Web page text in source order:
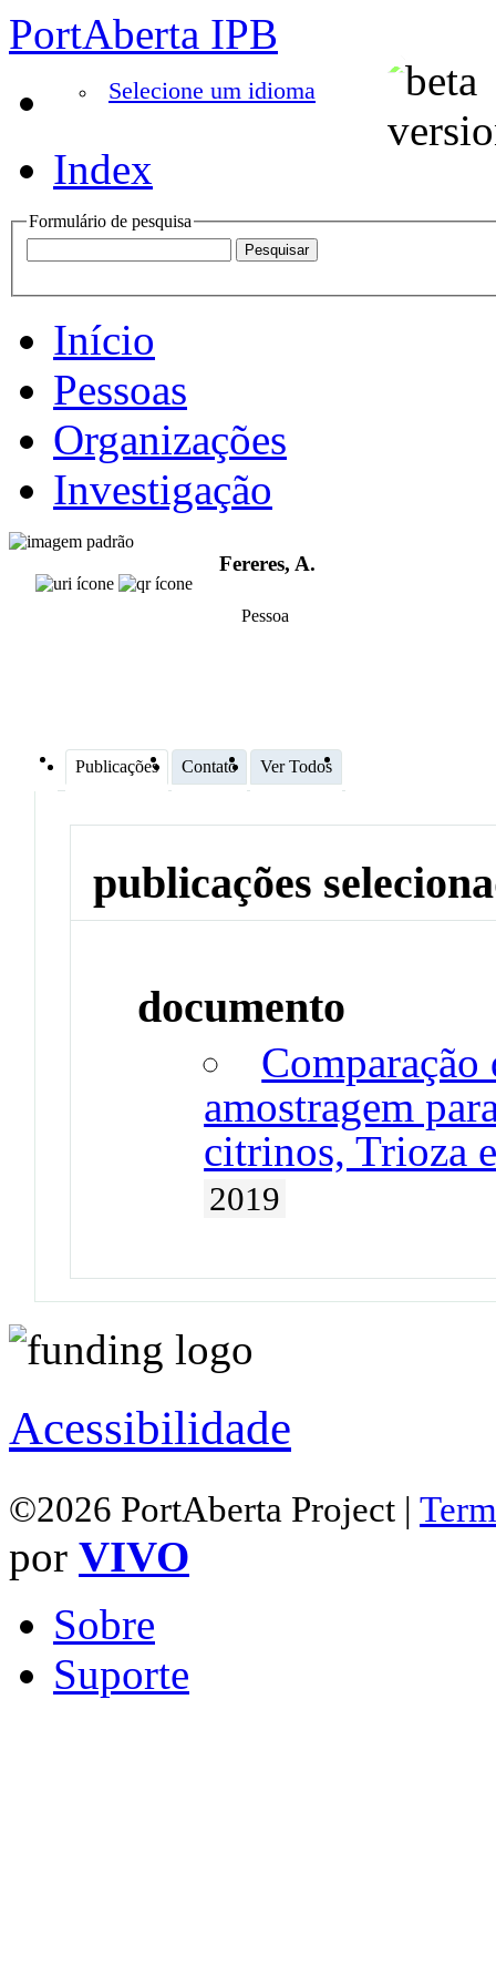
PortAberta IPB
Selecione um idioma
Index
Formulário de pesquisa
Início
Pessoas
Organizações
Investigação
Fereres, A.
Pessoa
Publicações Contato Ver Todos
publicações
documento
Comparação
amostragem
citrinos, Trioza
2019
Acessibilidade
©2026 PortAberta Project |
por VIVO
Sobre
Suporte